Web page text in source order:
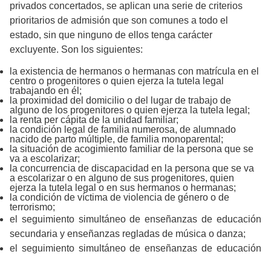
privados concertados, se aplican una serie de criterios
prioritarios de admisión que son comunes a todo el
estado, sin que ninguno de ellos tenga carácter
excluyente. Son los siguientes:
la existencia de hermanos o hermanas con matrícula en el
centro o progenitores o quien ejerza la tutela legal
trabajando en él;
la proximidad del domicilio o del lugar de trabajo de
alguno de los progenitores o quien ejerza la tutela legal;
la renta per cápita de la unidad familiar;
la condición legal de familia numerosa, de alumnado
nacido de parto múltiple, de familia monoparental;
la situación de acogimiento familiar de la persona que se
va a escolarizar;
la concurrencia de discapacidad en la persona que se va
a escolarizar o en alguno de sus progenitores, quien
ejerza la tutela legal o en sus hermanos o hermanas;
la condición de víctima de violencia de género o de
terrorismo;
el seguimiento simultáneo de enseñanzas de educación
secundaria y enseñanzas regladas de música o danza;
el seguimiento simultáneo de enseñanzas de educación